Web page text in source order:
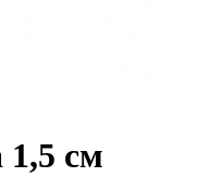
1,5 см